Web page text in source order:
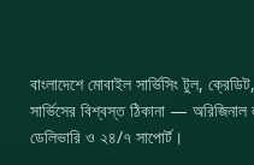
বাংলাদেশে মোবাইল সার্ভিসিং টুল,
সার্ভিসের বিশ্বস্ত ঠিকানা —
ডেলিভারি ও ২৪/৭ সাপোর্ট।